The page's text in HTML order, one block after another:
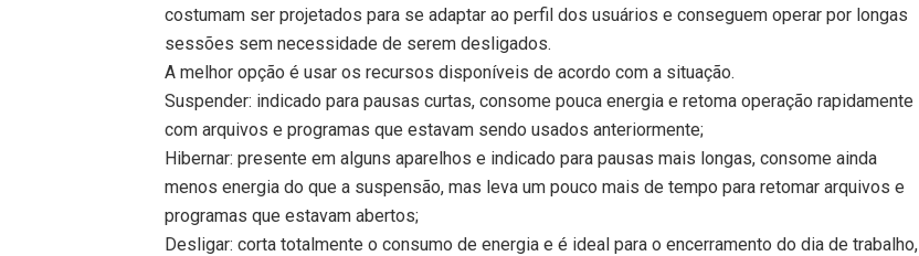
costumam ser projetados para se adaptar ao perfil dos usuários e conseguem operar por longas
sessões sem necessidade de serem desligados.
A melhor opção é usar os recursos disponíveis de acordo com a situação.
Suspender: indicado para pausas curtas, consome pouca energia e retoma operação rapidamente
com arquivos e programas que estavam sendo usados anteriormente;
Hibernar: presente em alguns aparelhos e indicado para pausas mais longas, consome ainda
menos energia do que a suspensão, mas leva um pouco mais de tempo para retomar arquivos e
programas que estavam abertos;
Desligar: corta totalmente o consumo de energia e é ideal para o encerramento do dia de trabalho,